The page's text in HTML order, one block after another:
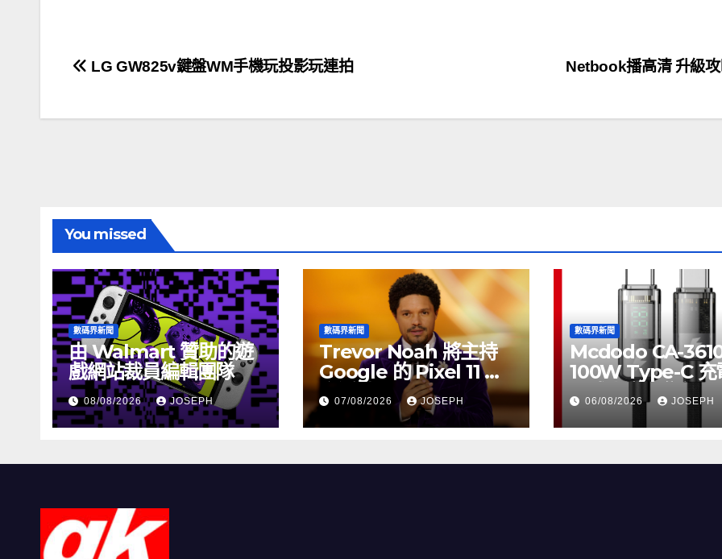
文
Netbook播高清 升級
LG GW825v鍵盤WM手機玩投影玩連拍
You missed
數碼界新聞
由 Walmart 贊助的遊
戲網站裁員編輯團隊
08/08/2026 JOSEPH
數碼界新聞
Trevor Noah 將主持
Google 的 Pixel 11 推
介活動
07/08/2026 JOSEPH
數碼界新聞
Mcdodo CA-
100W Type-C 充
正式上市，售價
HK$115
06/08/2026 JOSEPH